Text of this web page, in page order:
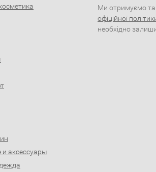
и аксессуары
Ми отримуємо та
офіційної
необхідно